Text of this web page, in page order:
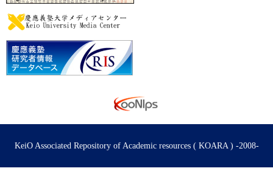
KeiO Associated Repository of Academic resources ( KOARA ) -2008-